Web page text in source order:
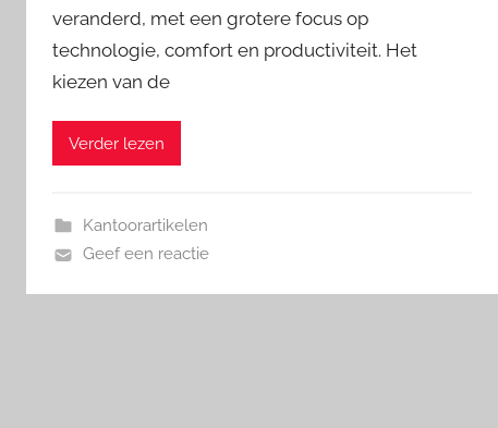
veranderd, met een grotere focus op
technologie, comfort en productiviteit. Het
kiezen van de
Verder lezen
Kantoorartikelen
Geef een reactie